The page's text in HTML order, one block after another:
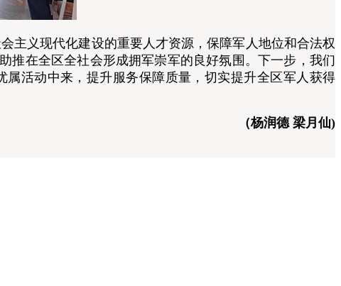
义现代化建设的重要人才资源，保障军人地位和合法权
推在全区全社会形成拥军崇军的良好氛围。下一步，我们
活动中来，提升服务保障质量，切实提升全区军人获得
（杨润德 梁月仙)